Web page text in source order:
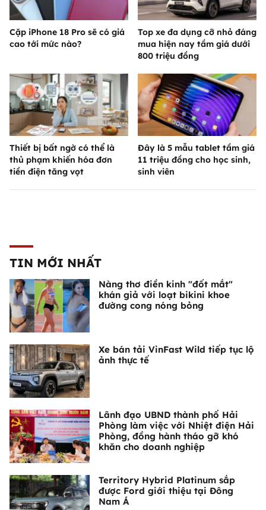
Cặp iPhone 18 Pro sẽ có giá
cao tới mức nào?
Top xe đa dụng cỡ nhỏ đáng
mua hiện nay tầm giá dưới
800 triệu đồng
Thiết bị bất ngờ có thể là
thủ phạm khiến hóa đơn
tiền điện tăng vọt
Đây là 5 mẫu tablet tầm giá
11 triệu đồng cho học sinh,
sinh viên
TIN MỚI NHẤT
Nàng thơ điền kinh "đốt mắt"
khán giả với loạt bikini khoe
đường cong nóng bỏng
Xe bán tải VinFast Wild tiếp tục lộ
ảnh thực tế
Lãnh đạo UBND thành phố Hải
Phòng làm việc với Nhiệt điện Hải
Phòng, đồng hành tháo gỡ khó
khăn cho doanh nghiệp
Territory Hybrid Platinum sắp
được Ford giới thiệu tại Đông
Nam Á